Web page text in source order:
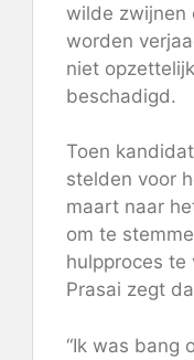
wilde zwijnen
worden
niet
beschadigd.
Toen
stelden voor
maart naar
om te
hulpproces te
Prasai zegt
“Ik was bang